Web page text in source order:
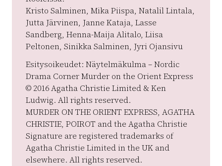
Kristo Salminen, Mika Piispa, Natalil Lintala,
Jutta Järvinen, Janne Kataja, Lasse
Sandberg, Henna-Maija Alitalo, Liisa
Peltonen, Sinikka Salminen, Jyri Ojansivu
Esitysoikeudet: Näytelmäkulma – Nordic
Drama Corner Murder on the Orient Express
© 2016 Agatha Christie Limited & Ken
Ludwig. All rights reserved.
MURDER ON THE ORIENT EXPRESS, AGATHA
CHRISTIE, POIROT and the Agatha Christie
Signature are registered trademarks of
Agatha Christie Limited in the UK and
elsewhere. All rights reserved.